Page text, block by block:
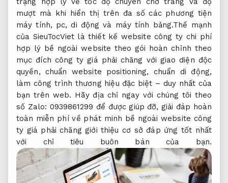
mượt mà khi hiển thị trên đa số các phương tiện
máy tính, pc, di động và máy tính bảng.Thế mạnh
của SieuTocViet là thiết kế website công ty chi phí
hợp lý bề ngoài website theo gói hoàn chỉnh theo
mục đích công ty giá phải chăng với giao diện độc
quyền, chuẩn website positioning, chuẩn di động,
làm công trình thương hiệu đặc biệt – duy nhất của
bạn trên web. Hãy địa chỉ ngay với chúng tôi theo
số Zalo: 0939861299 để được giúp đỡ, giải đáp hoàn
toàn miễn phí về phát minh bề ngoài website công
ty giá phải chăng giới thiệu cơ sở đáp ứng tốt nhất
với chỉ tiêu buôn bán của bạn.